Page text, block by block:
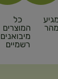
מהר
כל
המוצרים
מיבואנים
רשמיים